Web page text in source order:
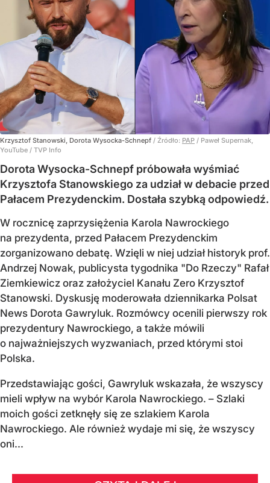
Krzysztof Stanowski, Dorota Wysocka-Schnepf / Źródło: PAP / Paweł Supernak,
YouTube / TVP Info
Dorota Wysocka-Schnepf próbowała wyśmiać
Krzysztofa Stanowskiego za udział w debacie przed
Pałacem Prezydenckim. Dostała szybką odpowiedź.
W rocznicę zaprzysiężenia Karola Nawrockiego
na prezydenta, przed Pałacem Prezydenckim
zorganizowano debatę. Wzięli w niej udział historyk prof.
Andrzej Nowak, publicysta tygodnika "Do Rzeczy" Rafał
Ziemkiewicz oraz założyciel Kanału Zero Krzysztof
Stanowski. Dyskusję moderowała dziennikarka Polsat
News Dorota Gawryluk. Rozmówcy ocenili pierwszy rok
prezydentury Nawrockiego, a także mówili
o najważniejszych wyzwaniach, przed którymi stoi
Polska.
Przedstawiając gości, Gawryluk wskazała, że wszyscy
mieli wpływ na wybór Karola Nawrockiego. – Szlaki
moich gości zetknęły się ze szlakiem Karola
Nawrockiego. Ale również wydaje mi się, że wszyscy
oni...